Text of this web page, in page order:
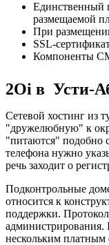
Единственный
размещаемой
При
SSL-
Компоненты
2Oi в Усти-
Сетевой хостинг из
"дружелюбную" к
"питаются" подобно
телефона нужно
речь заходит о
Подконтрольные
относится к
поддержки.
администрирования.
нескольким